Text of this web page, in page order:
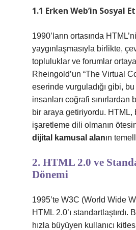
1.1 Erken Web’in Sosyal
1990’ların ortasında
yaygınlaşmasıyla birlikte,
topluluklar ve forumlar ortaya
Rheingold’un “The Virtual
eserinde vurguladığı gibi,
insanları coğrafi sınırlardan
bir araya getiriyordu. HTML,
işaretleme dili olmanın
dijital kamusal alanın
2. HTML 2.0 ve
Dönemi
1995’te W3C (World Wide
HTML 2.0’ı standartlaştırdı.
hızla büyüyen kullanıcı